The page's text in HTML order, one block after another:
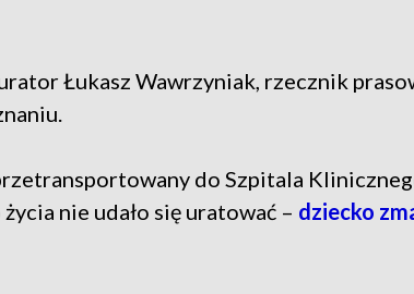
Łukasz Wawrzyniak, rzecznik
do Szpitala
nie udało się uratować – dziecko